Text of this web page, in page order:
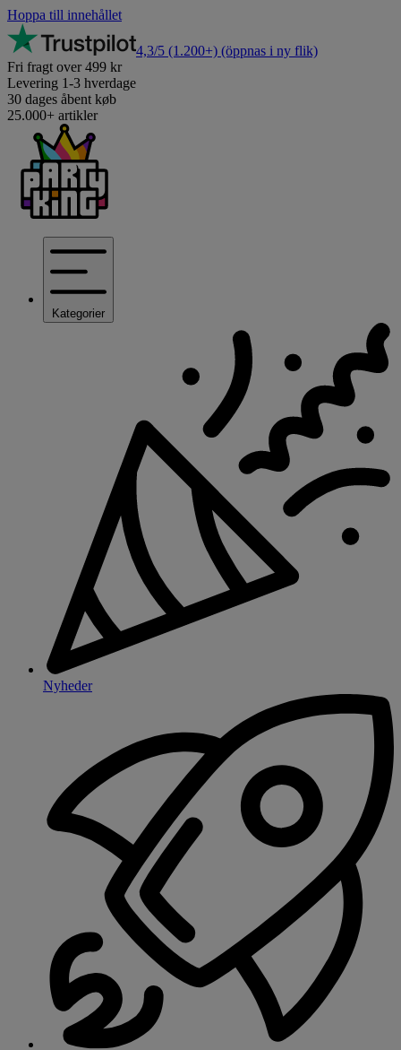
Hoppa till innehållet
4,3/5 (1.200+) (öppnas i ny flik)
Fri fragt over 499 kr
Levering 1-3 hverdage
30 dages åbent køb
25.000+ artikler
Kategorier
Nyheder